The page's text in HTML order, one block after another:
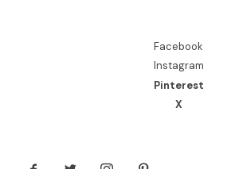
Facebook
Instagram
Pinterest
X